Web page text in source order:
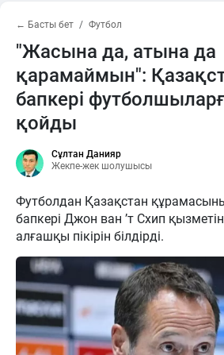
← Басты бет Футбол
"Жасына да, атына да
қарамаймын":
бапкері
қойды
Сұлтан Данияр
Жекпе-жек шолушысы
Футболдан Қазақстан
бапкері Джон ван ’т Схип
алғашқы пікірін білдірді.